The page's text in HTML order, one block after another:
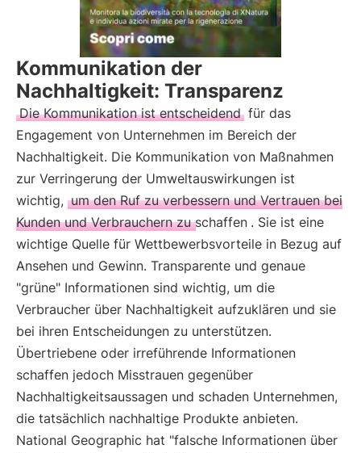
Kommunikation der
Nachhaltigkeit: Transparenz
Die Kommunikation ist entscheidend für das
Engagement von Unternehmen im Bereich der
Nachhaltigkeit. Die Kommunikation von Maßnahmen
zur Verringerung der Umweltauswirkungen ist
wichtig, um den Ruf zu verbessern und Vertrauen bei
Kunden und Verbrauchern zu schaffen . Sie ist eine
wichtige Quelle für Wettbewerbsvorteile in Bezug auf
Ansehen und Gewinn. Transparente und genaue
"grüne" Informationen sind wichtig, um die
Verbraucher über Nachhaltigkeit aufzuklären und sie
bei ihren Entscheidungen zu unterstützen.
Übertriebene oder irreführende Informationen
schaffen jedoch Misstrauen gegenüber
Nachhaltigkeitsaussagen und schaden Unternehmen,
die tatsächlich nachhaltige Produkte anbieten.
National Geographic hat "falsche Informationen über